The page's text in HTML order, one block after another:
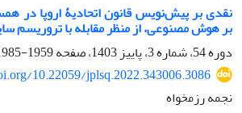
نقدی بر پیش‌نویس قانون اتحادیۀ اروپا در
بر ‏هوش مصنوعی، از منظر مقابله با تروریسم
دوره 54، شماره 3، پاییز 1403، صفحه
1959-1985
10.22059/jplsq.2022.343006.3086
نجمه رزمخواه